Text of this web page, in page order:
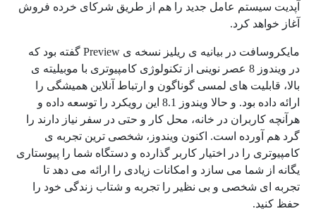
آپدیت سیستم عامل جدید را هم از طریق شرکای خرده فروش
آغاز خواهد کرد.
مایکروسافت در بیانیه ی ریلیز نسخه ی Preview گفته بود که
در ویندوز 8 عصر نوینی از تکنولوژی کامپیوتری با موبیلیته ی
بالا، قابلیت های لمسی گوناگون و ارتباط آنلاین همیشگی را
ارائه داده بود. و حالا ویندوز 8.1 این رویکرد را توسعه داده و
هرآنچه کاربران در خانه، محل کار و حتی در سفر نیاز دارند را
گرد هم آورده است. اکنون ویندوز، شخصی ترین تجربه ی
کامپیوتری را در اختیار کاربر گذارده و دستگاه شما را پیوستاری
یگانه از شما می سازد و امکانات زیادی را ارائه می دهد تا
تجربه ای شخصی و بی نظیر را تجربه و شتاب زندگی خود را
حفظ کنید.